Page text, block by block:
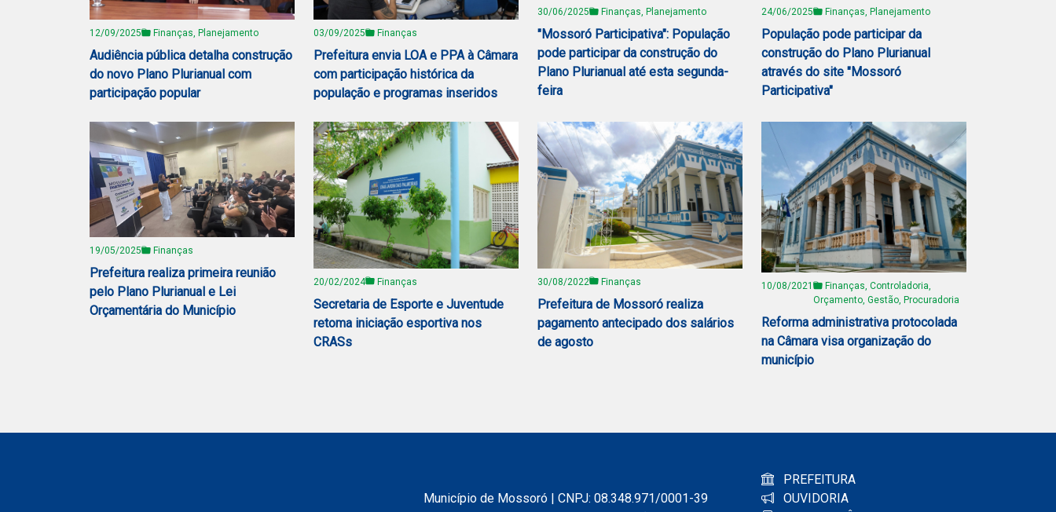
12/09/2025 Finanças, Planejamento
Audiência pública detalha construção
do novo Plano Plurianual com
participação popular
03/09/2025 Finanças
Prefeitura envia LOA e PPA à Câmara
com participação histórica da
população e programas inseridos
30/06/2025 Finanças, Planejamento
"Mossoró Participativa": População
pode participar da construção do
Plano Plurianual até esta segunda-
feira
24/06/2025 Finanças, Planejamento
População pode participar da
construção do Plano Plurianual
através do site "Mossoró
Participativa"
19/05/2025 Finanças
Prefeitura realiza primeira reunião
pelo Plano Plurianual e Lei
Orçamentária do Município
20/02/2024 Finanças
Secretaria de Esporte e Juventude
retoma iniciação esportiva nos
CRASs
30/08/2022 Finanças
Prefeitura de Mossoró realiza
pagamento antecipado dos salários
de agosto
10/08/2021
Finanças, Controladoria,
Orçamento, Gestão, Procuradoria
Reforma administrativa protocolada
na Câmara visa organização do
município
Município de Mossoró | CNPJ: 08.348.971/0001-39
PREFEITURA
OUVIDORIA